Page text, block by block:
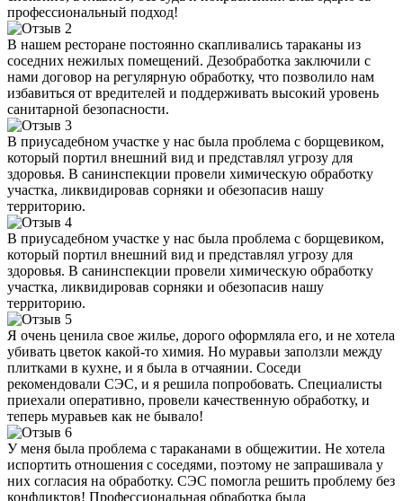
профессиональный подход!
В нашем ресторане постоянно скапливались тараканы из
соседних нежилых помещений. Дезобработка заключили с
нами договор на регулярную обработку, что позволило нам
избавиться от вредителей и поддерживать высокий уровень
санитарной безопасности.
В приусадебном участке у нас была проблема с борщевиком,
который портил внешний вид и представлял угрозу для
здоровья. В санинспекции провели химическую обработку
участка, ликвидировав сорняки и обезопасив нашу
территорию.
В приусадебном участке у нас была проблема с борщевиком,
который портил внешний вид и представлял угрозу для
здоровья. В санинспекции провели химическую обработку
участка, ликвидировав сорняки и обезопасив нашу
территорию.
Я очень ценила свое жилье, дорого оформляла его, и не хотела
убивать цветок какой-то химия. Но муравьи заползли между
плитками в кухне, и я была в отчаянии. Соседи
рекомендовали СЭС, и я решила попробовать. Специалисты
приехали оперативно, провели качественную обработку, и
теперь муравьев как не бывало!
У меня была проблема с тараканами в общежитии. Не хотела
испортить отношения с соседями, поэтому не запрашивала у
них согласия на обработку. СЭС помогла решить проблему без
конфликтов! Профессиональная обработка была